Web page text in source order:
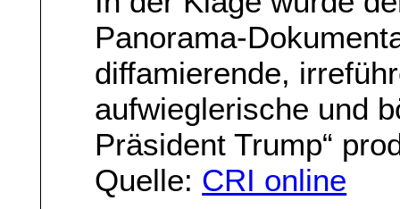
Panorama-
diffamierende,
aufwieglerische und
Präsident Trump“
Quelle: CRI online